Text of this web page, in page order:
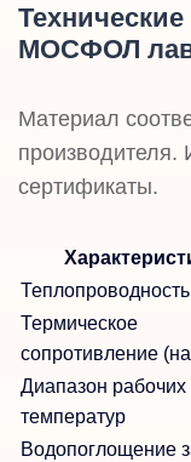
Технические
МОСФОЛ
Материал
производителя.
сертификаты.
Теплопроводность
Термическое
сопротивление
Диапазон рабочих
температур
Водопоглощение